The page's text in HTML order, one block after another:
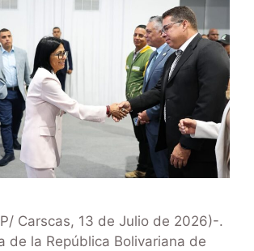
Carscas, 13 de Julio de 2026)-.
de la República Bolivariana de